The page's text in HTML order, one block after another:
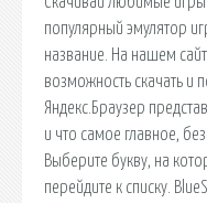
популярный эмулятор
название. На нашем
возможность скачать и
Яндекс.Браузер
и что самое главное,
Выберите букву, на
перейдите к списку.